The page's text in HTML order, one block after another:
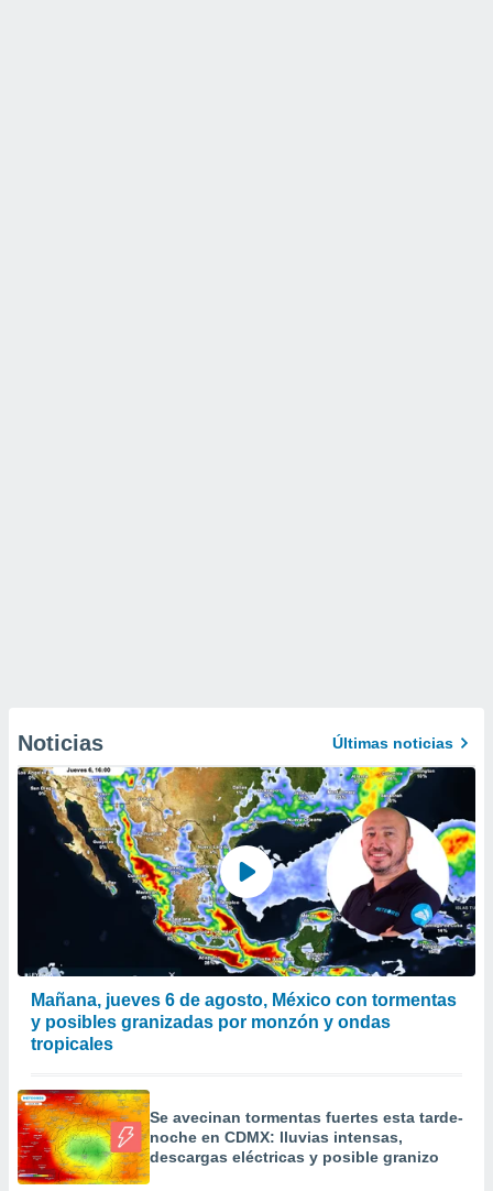
Noticias Últimas noticias
Mañana, jueves 6 de agosto, México con tormentas
y posibles granizadas por monzón y ondas
tropicales
Se avecinan tormentas fuertes esta tarde-
noche en CDMX: lluvias intensas,
descargas eléctricas y posible granizo